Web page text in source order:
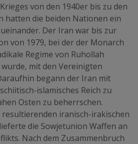
von den 1940er bis zu den
hatten die beiden Nationen ein
Der Iran war bis zur
von 1979, bei der der Monarch
Regime von Ruhollah
mit den Vereinigten
begann der Iran mit
islamisches Reich zu
Osten zu beherrschen.
iranisch-irakischen
die Sowjetunion Waffen an
Nach dem Zusammenbruch